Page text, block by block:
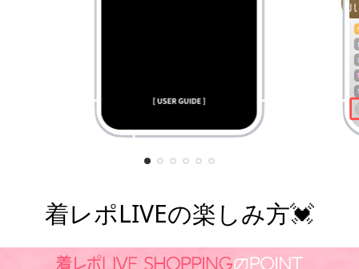
¥7,800
着レポLIVEの楽しみ方💓